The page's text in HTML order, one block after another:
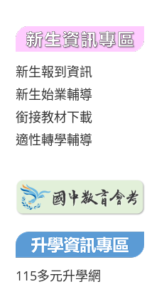
新生報到資訊
新生始業輔導
銜接教材下載
適性轉學輔導
115多元升學網